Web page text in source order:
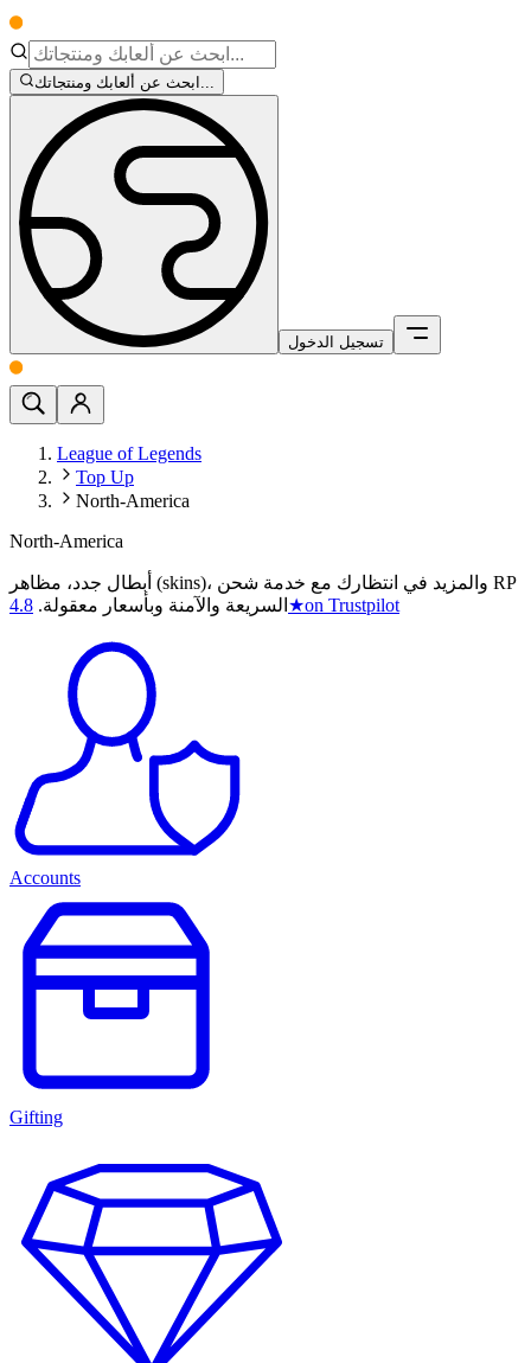
ابحث عن ألعابك ومنتجاتك...
تسجيل الدخول
League of Legends
Top Up
North-America
North-America
أبطال جدد، مظاهر (skins)، والمزيد في انتظارك مع خدمة شحن RP
السريعة والآمنة وبأسعار معقولة. 4.8 ★on Trustpilot
Accounts
Gifting